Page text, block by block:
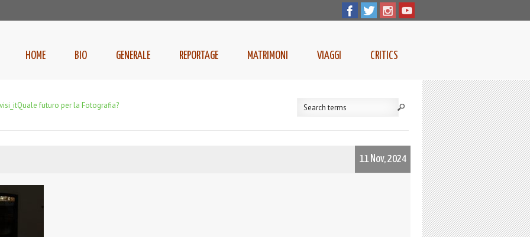
HOME BIO GENERALE REPORTAGE MATRIMONI VIAGGI CRITICS
Quale futuro per la Fotografia?
11 Nov, 2024